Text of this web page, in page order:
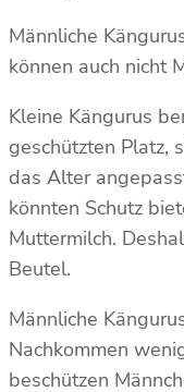
Männliche
können auch nicht
Kleine Kängurus
geschützten Platz,
das Alter
könnten Schutz
Muttermilch.
Beutel.
Männliche
Nachkommen
beschützen